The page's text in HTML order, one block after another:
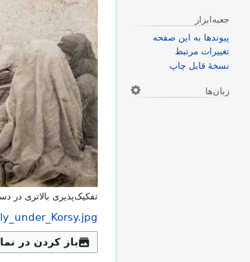
تفکیک‌پذیری بالاتری در
باز کردن در
جعبه‌ابزار
پیوندها به این صفحه
تغییرات مرتبط
نسخهٔ قابل چاپ
زبان‌ها